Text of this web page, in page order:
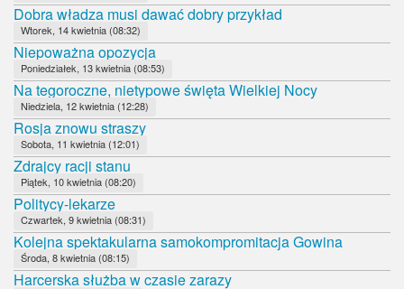
Dobra władza musi dawać dobry przykład
Wtorek, 14 kwietnia (08:32)
Niepoważna opozycja
Poniedziałek, 13 kwietnia (08:53)
Na tegoroczne, nietypowe święta Wielkiej Nocy
Niedziela, 12 kwietnia (12:28)
Rosja znowu straszy
Sobota, 11 kwietnia (12:01)
Zdrajcy racji stanu
Piątek, 10 kwietnia (08:20)
Politycy-lekarze
Czwartek, 9 kwietnia (08:31)
Kolejna spektakularna samokompromitacja Gowina
Środa, 8 kwietnia (08:15)
Harcerska służba w czasie zarazy